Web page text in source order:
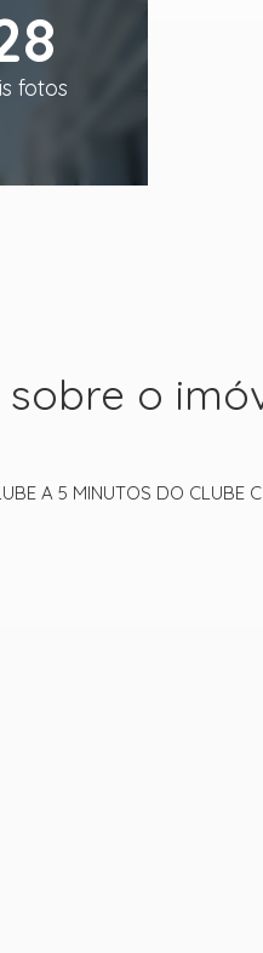
fotos
o
A 5 MINUTOS DO CLUBE